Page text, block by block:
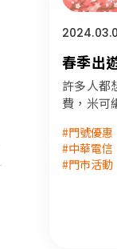
春季出
網優惠
許多人都
費，米可
話費率資
#便宜門
#低月租
#門號優惠
#中華電信
#門市活動